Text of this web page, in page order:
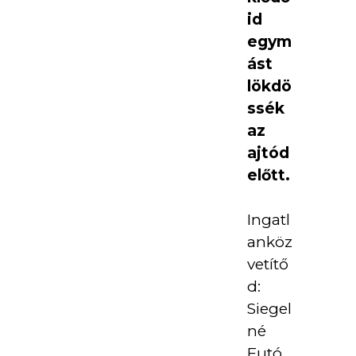
id
egym
ást
lökdö
ssék
az
ajtód
előtt.
Ingatl
anköz
vetítő
d:
Siegel
né